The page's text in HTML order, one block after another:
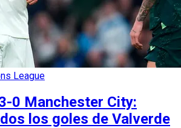
League
0 Manchester City:
los goles de Valverde